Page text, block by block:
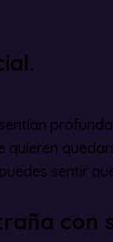
sentir
con